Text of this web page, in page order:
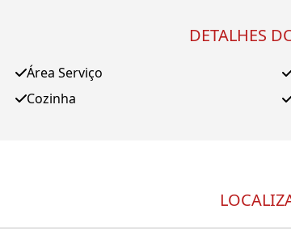
DETALHES
Área Serviço
Cozinha